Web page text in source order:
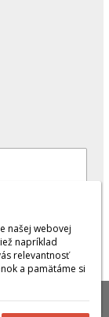
služieb
našej webovej
napríklad
relevantnosť
a pamätáme si